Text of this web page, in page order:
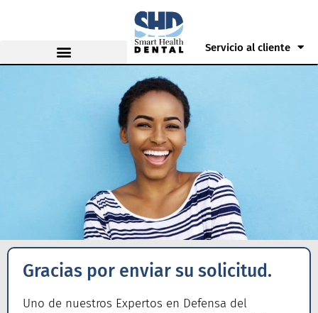
Servicio al cliente
Gracias por enviar su solicitud.
Uno de nuestros Expertos en Defensa del